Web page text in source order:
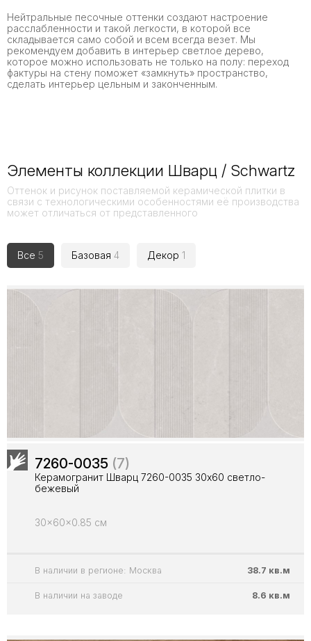
Нейтральные песочные оттенки создают настроение
расслабленности и такой легкости, в которой все
складывается само собой и всем всегда везет. Мы
рекомендуем добавить в интерьер светлое дерево,
которое можно использовать не только на полу: переход
фактуры на стену поможет «замкнуть» пространство,
сделать интерьер цельным и законченным.
Элементы коллекции Шварц / Schwartz
Оттенок и рисунок поставляемой керамической плитки в
связи с технологическими особенностями её производства
может отличаться от представленного
Все 5 Базовая 4 Декор 1
7260-0035 (7)
Керамогранит Шварц 7260-0035 30х60 светло-
бежевый
30x60x0.85 см
В наличии в регионе: Москва 38.7 кв.м
В наличии на заводе 8.6 кв.м